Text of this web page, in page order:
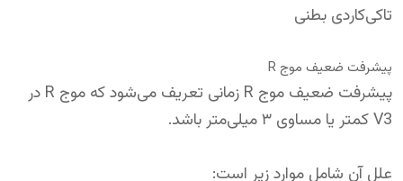
تاکی‌کاردی بطنی
پیشرفت ضعیف موج R
پیشرفت ضعیف موج R زمانی تعریف می‌شود که موج R در
V3 کمتر یا مساوی ۳ میلی‌متر باشد.
علل آن شامل موارد زیر است: